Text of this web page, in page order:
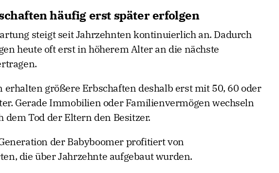
häufig erst später erfolgen
steigt seit Jahrzehnten kontinuierlich an. Dadurch
heute oft erst in höherem Alter an die nächste
erhalten größere Erbschaften deshalb erst mit 50, 60 oder
Gerade Immobilien oder Familienvermögen wechseln
dem Tod der Eltern den Besitzer.
der Babyboomer profitiert von
die über Jahrzehnte aufgebaut wurden.